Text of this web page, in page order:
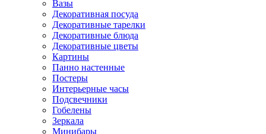
Вазы
Декоративная посуда
Декоративные тарелки
Декоративные блюда
Декоративные цветы
Картины
Панно настенные
Постеры
Интерьерные часы
Подсвечники
Гобелены
Зеркала
Минибары